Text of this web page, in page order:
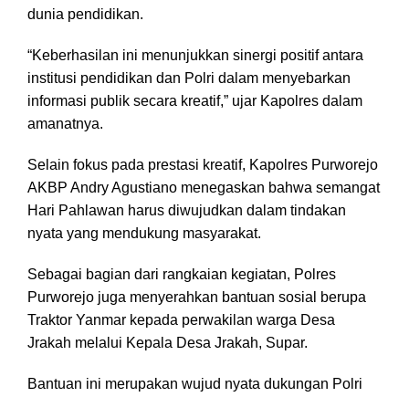
dunia pendidikan.
“Keberhasilan ini menunjukkan sinergi positif antara
institusi pendidikan dan Polri dalam menyebarkan
informasi publik secara kreatif,” ujar Kapolres dalam
amanatnya.
Selain fokus pada prestasi kreatif, Kapolres Purworejo
AKBP Andry Agustiano menegaskan bahwa semangat
Hari Pahlawan harus diwujudkan dalam tindakan
nyata yang mendukung masyarakat.
Sebagai bagian dari rangkaian kegiatan, Polres
Purworejo juga menyerahkan bantuan sosial berupa
Traktor Yanmar kepada perwakilan warga Desa
Jrakah melalui Kepala Desa Jrakah, Supar.
Bantuan ini merupakan wujud nyata dukungan Polri